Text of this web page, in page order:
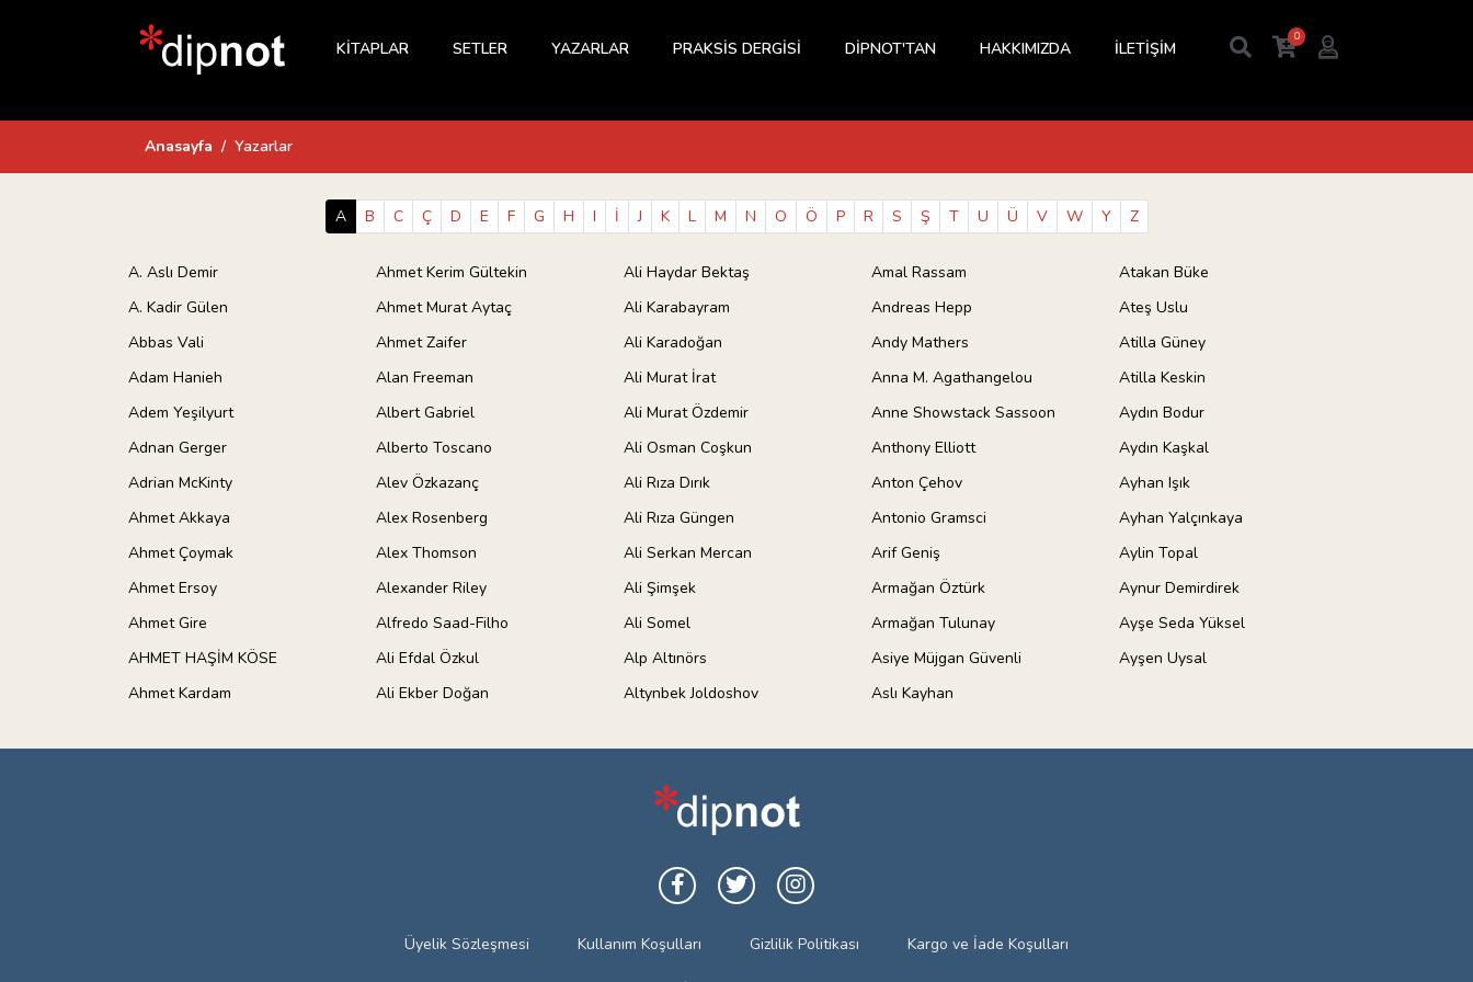
KİTAPLAR SETLER YAZARLAR PRAKSİS DERGİSİ DİPNOT'TAN HAKKIMIZDA İLETİŞİM
0
Anasayfa Yazarlar
A B C Ç D E F G H I İ J K L M N O Ö P R S Ş T U Ü V W Y Z
A. Aslı Demir
A. Kadir Gülen
Abbas Vali
Adam Hanieh
Adem Yeşilyurt
Adnan Gerger
Adrian McKinty
Ahmet Akkaya
Ahmet Çoymak
Ahmet Ersoy
Ahmet Gire
AHMET HAŞİM KÖSE
Ahmet Kardam
Ahmet Kerim Gültekin
Ahmet Murat Aytaç
Ahmet Zaifer
Alan Freeman
Albert Gabriel
Alberto Toscano
Alev Özkazanç
Alex Rosenberg
Alex Thomson
Alexander Riley
Alfredo Saad-Filho
Ali Efdal Özkul
Ali Ekber Doğan
Ali Haydar Bektaş
Ali Karabayram
Ali Karadoğan
Ali Murat İrat
Ali Murat Özdemir
Ali Osman Coşkun
Ali Rıza Dırık
Ali Rıza Güngen
Ali Serkan Mercan
Ali Şimşek
Ali Somel
Alp Altınörs
Altynbek Joldoshov
Amal Rassam
Andreas Hepp
Andy Mathers
Anna M. Agathangelou
Anne Showstack Sassoon
Anthony Elliott
Anton Çehov
Antonio Gramsci
Arif Geniş
Armağan Öztürk
Armağan Tulunay
Asiye Müjgan Güvenli
Aslı Kayhan
Atakan Büke
Ateş Uslu
Atilla Güney
Atilla Keskin
Aydın Bodur
Aydın Kaşkal
Ayhan Işık
Ayhan Yalçınkaya
Aylin Topal
Aynur Demirdirek
Ayşe Seda Yüksel
Ayşen Uysal
Üyelik Sözleşmesi Kullanım Koşulları Gizlilik Politikası Kargo ve İade Koşulları